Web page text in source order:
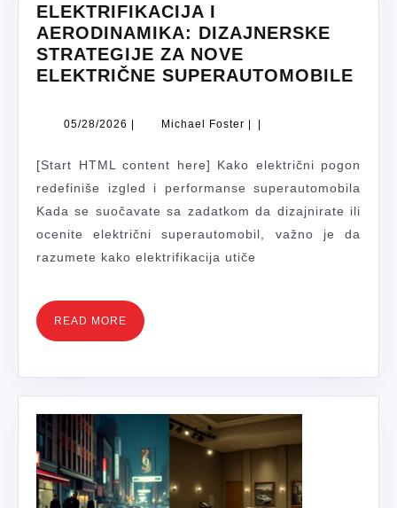
ELEKTRIFIKACIJA I
AERODINAMIKA: DIZAJNERSKE
STRATEGIJE ZA NOVE
ELEKTRIČNE SUPERAUTOMOBILE
05/28/2026 05/28/2026
| Michael Foster Michael
| |
[Start HTML content here] Kako električni pogon
redefiniše izgled i performanse superautomobila
Kada se suočavate sa zadatkom da dizajnirate ili
ocenite električni superautomobil, važno je da
razumete kako elektrifikacija utiče
READ MORE READ
MORE